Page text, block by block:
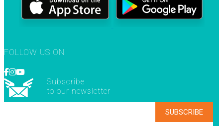
FOLLOW US ON
Subscribe
to our newsletter